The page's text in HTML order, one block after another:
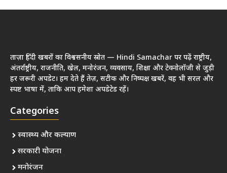
ताज़ा हिंदी खबरों का विश्वसनीय स्रोत — Hindi Samachar पर पढ़ें राष्ट्रीय,
अंतर्राष्ट्रीय, राजनीति, खेल, मनोरंजन, व्यवसाय, शिक्षा और टेक्नोलॉजी से जुड़ी
हर जरूरी अपडेट। हम देते हैं तेज़, सटीक और निष्पक्ष खबरें, वह भी सरल और
स्पष्ट भाषा में, ताकि आप हमेशा अपडेटेड रहें।
Categories
स्वास्थ्य और कल्याण
सरकारी योजना
मनोरंजन